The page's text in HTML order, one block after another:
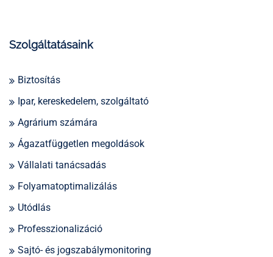
Szolgáltatásaink
Biztosítás
Ipar, kereskedelem, szolgáltató
Agrárium számára
Ágazatfüggetlen megoldások
Vállalati tanácsadás
Folyamatoptimalizálás
Utódlás
Professzionalizáció
Sajtó- és jogszabálymonitoring